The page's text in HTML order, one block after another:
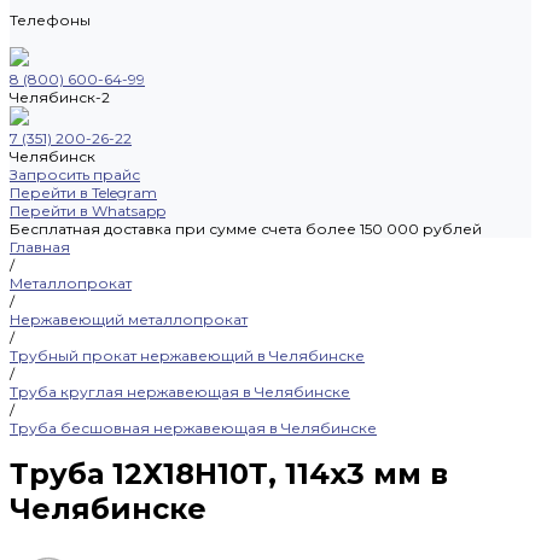
Телефоны
8 (800) 600-64-99
Челябинск-2
7 (351) 200-26-22
Челябинск
Запросить прайс
Перейти в Telegram
Перейти в Whatsapp
Бесплатная доставка при сумме счета более 150 000 рублей
Главная
/
Металлопрокат
/
Нержавеющий металлопрокат
/
Трубный прокат нержавеющий в Челябинске
/
Труба круглая нержавеющая в Челябинске
/
Труба бесшовная нержавеющая в Челябинске
Труба 12Х18Н10Т, 114х3 мм в
Челябинске